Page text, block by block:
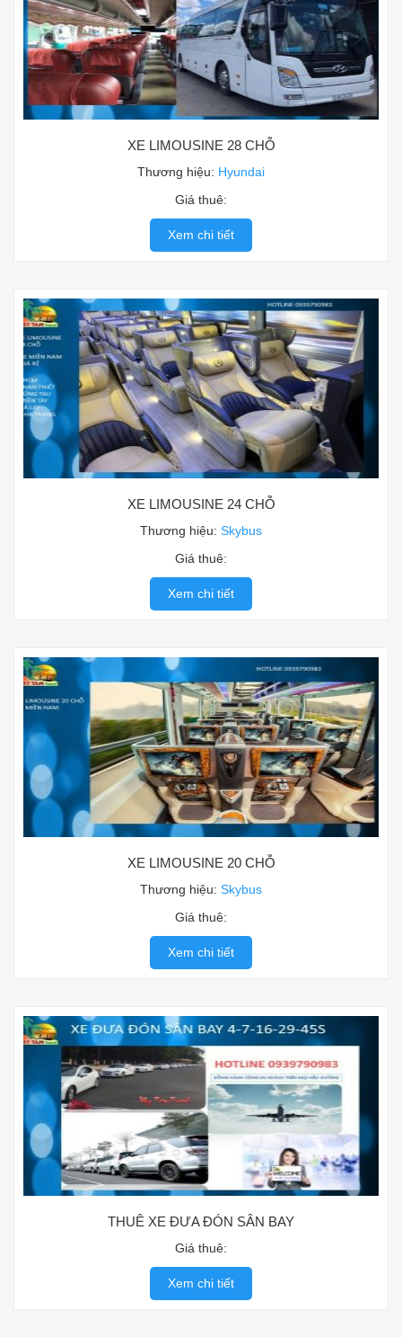
XE LIMOUSINE 28 CHỖ
Thương hiệu: Hyundai
Giá thuê:
Xem chi tiết
XE LIMOUSINE 24 CHỖ
Thương hiệu: Skybus
Giá thuê:
Xem chi tiết
XE LIMOUSINE 20 CHỖ
Thương hiệu: Skybus
Giá thuê:
Xem chi tiết
THUÊ XE ĐƯA ĐÓN SÂN BAY
Giá thuê:
Xem chi tiết